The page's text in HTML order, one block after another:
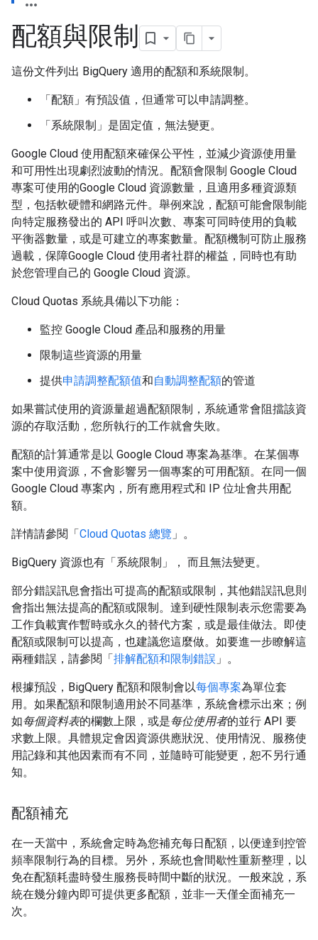
配額與限制
這份文件列出 BigQuery 適用的配額和系統限制。
「配額」 有預設值，但通常可以申請調整。
「系統限制」 是固定值，無法變更。
Google Cloud 使用配額來確保公平性，並減少資源使用量
和可用性出現劇烈波動的情況。配額會限制 Google Cloud
專案可使用的Google Cloud 資源數量，且適用多種資源類
型，包括軟硬體和網路元件。舉例來說，配額可能會限制能
向特定服務發出的 API 呼叫次數、專案可同時使用的負載
平衡器數量，或是可建立的專案數量。配額機制可防止服務
過載，保障Google Cloud 使用者社群的權益，同時也有助
於您管理自己的 Google Cloud 資源。
Cloud Quotas 系統具備以下功能：
監控 Google Cloud 產品和服務的用量
限制這些資源的用量
提供申請調整配額值和自動調整配額的管道
如果嘗試使用的資源量超過配額限制，系統通常會阻擋該資
源的存取活動，您所執行的工作就會失敗。
配額的計算通常是以 Google Cloud 專案為基準。在某個專
案中使用資源，不會影響另一個專案的可用配額。在同一個
Google Cloud 專案內，所有應用程式和 IP 位址會共用配
額。
詳情請參閱「Cloud Quotas 總覽 」。
BigQuery 資源也有「系統限制」 ， 而且無法變更。
部分錯誤訊息會指出可提高的配額或限制，其他錯誤訊息則
會指出無法提高的配額或限制。達到硬性限制表示您需要為
工作負載實作暫時或永久的替代方案，或是最佳做法。即使
配額或限制可以提高，也建議您這麼做。如要進一步瞭解這
兩種錯誤，請參閱「排解配額和限制錯誤 」。
根據預設，BigQuery 配額和限制會以每個專案為單位套
用。如果配額和限制適用於不同基準，系統會標示出來；例
如每個資料表的欄數上限，或是每位使用者的並行 API 要
求數上限。具體規定會因資源供應狀況、使用情況、服務使
用記錄和其他因素而有不同，並隨時可能變更，恕不另行通
知。
配額補充
在一天當中，系統會定時為您補充每日配額，以便達到控管
頻率限制行為的目標。另外，系統也會間歇性重新整理，以
免在配額耗盡時發生服務長時間中斷的狀況。一般來說，系
統在幾分鐘內即可提供更多配額，並非一天僅全面補充一
次。